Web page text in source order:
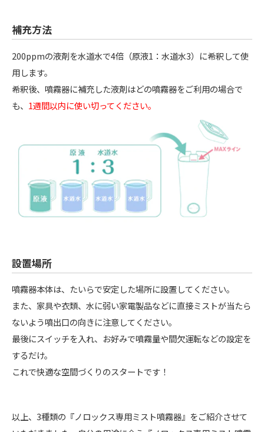
補充方法
200ppmの液剤を水道水で4倍（原液1：水道水3）に希釈して使
用します。
希釈後、噴霧器に補充した液剤はどの噴霧器をご利用の場合で
も、 1週間以内に使い切ってください。
設置場所
噴霧器本体は、たいらで安定した場所に設置してください。
また、家具や衣類、水に弱い家電製品などに直接ミストが当たら
ないよう噴出口の向きに注意してください。
最後にスイッチを入れ、お好みで噴霧量や間欠運転などの設定を
するだけ。
これで快適な空間づくりのスタートです！
以上、3種類の『ノロックス専用ミスト噴霧器』をご紹介させて